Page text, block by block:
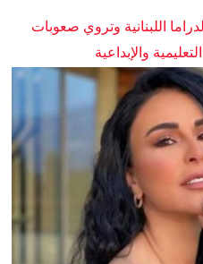
اللبنانية وتروي صعوبات
والإبداعية